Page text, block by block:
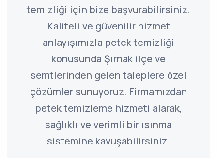
temizliği için bize başvurabilirsiniz.
Kaliteli ve güvenilir hizmet
anlayışımızla petek temizliği
konusunda Şırnak ilçe ve
semtlerinden gelen taleplere özel
çözümler sunuyoruz. Firmamızdan
petek temizleme hizmeti alarak,
sağlıklı ve verimli bir ısınma
sistemine kavuşabilirsiniz.